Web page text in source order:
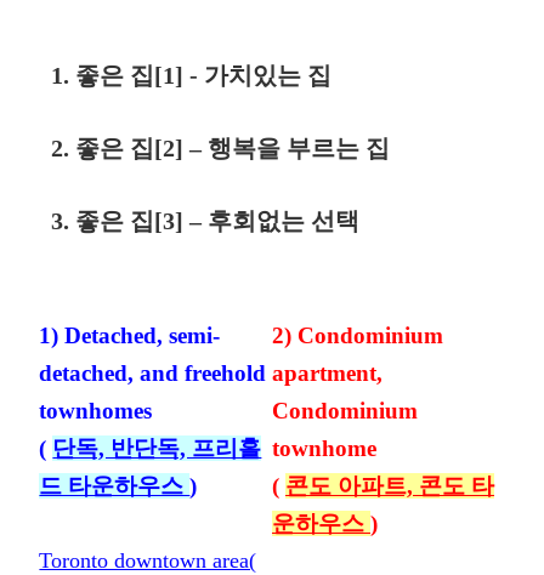
1. 좋은 집[1] - 가치있는 집
2. 좋은 집[2] – 행복을 부르는 집
3. 좋은 집[3] – 후회없는 선택
1) Detached, semi-
detached, and freehold
townhomes
( 단독, 반단독, 프리홀
드 타운하우스)
Toronto downtown area(
2) Condominium
apartment,
Condominium
townhome
( 콘도 아파트, 콘도 타
운하우스 )